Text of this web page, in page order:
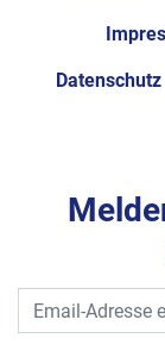
Datenschutz